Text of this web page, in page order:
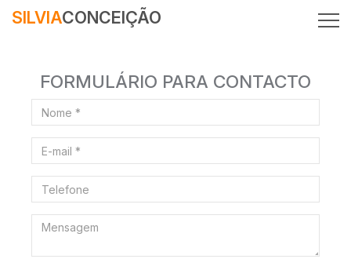
SILVIACONCEIÇÃO
FORMULÁRIO PARA CONTACTO